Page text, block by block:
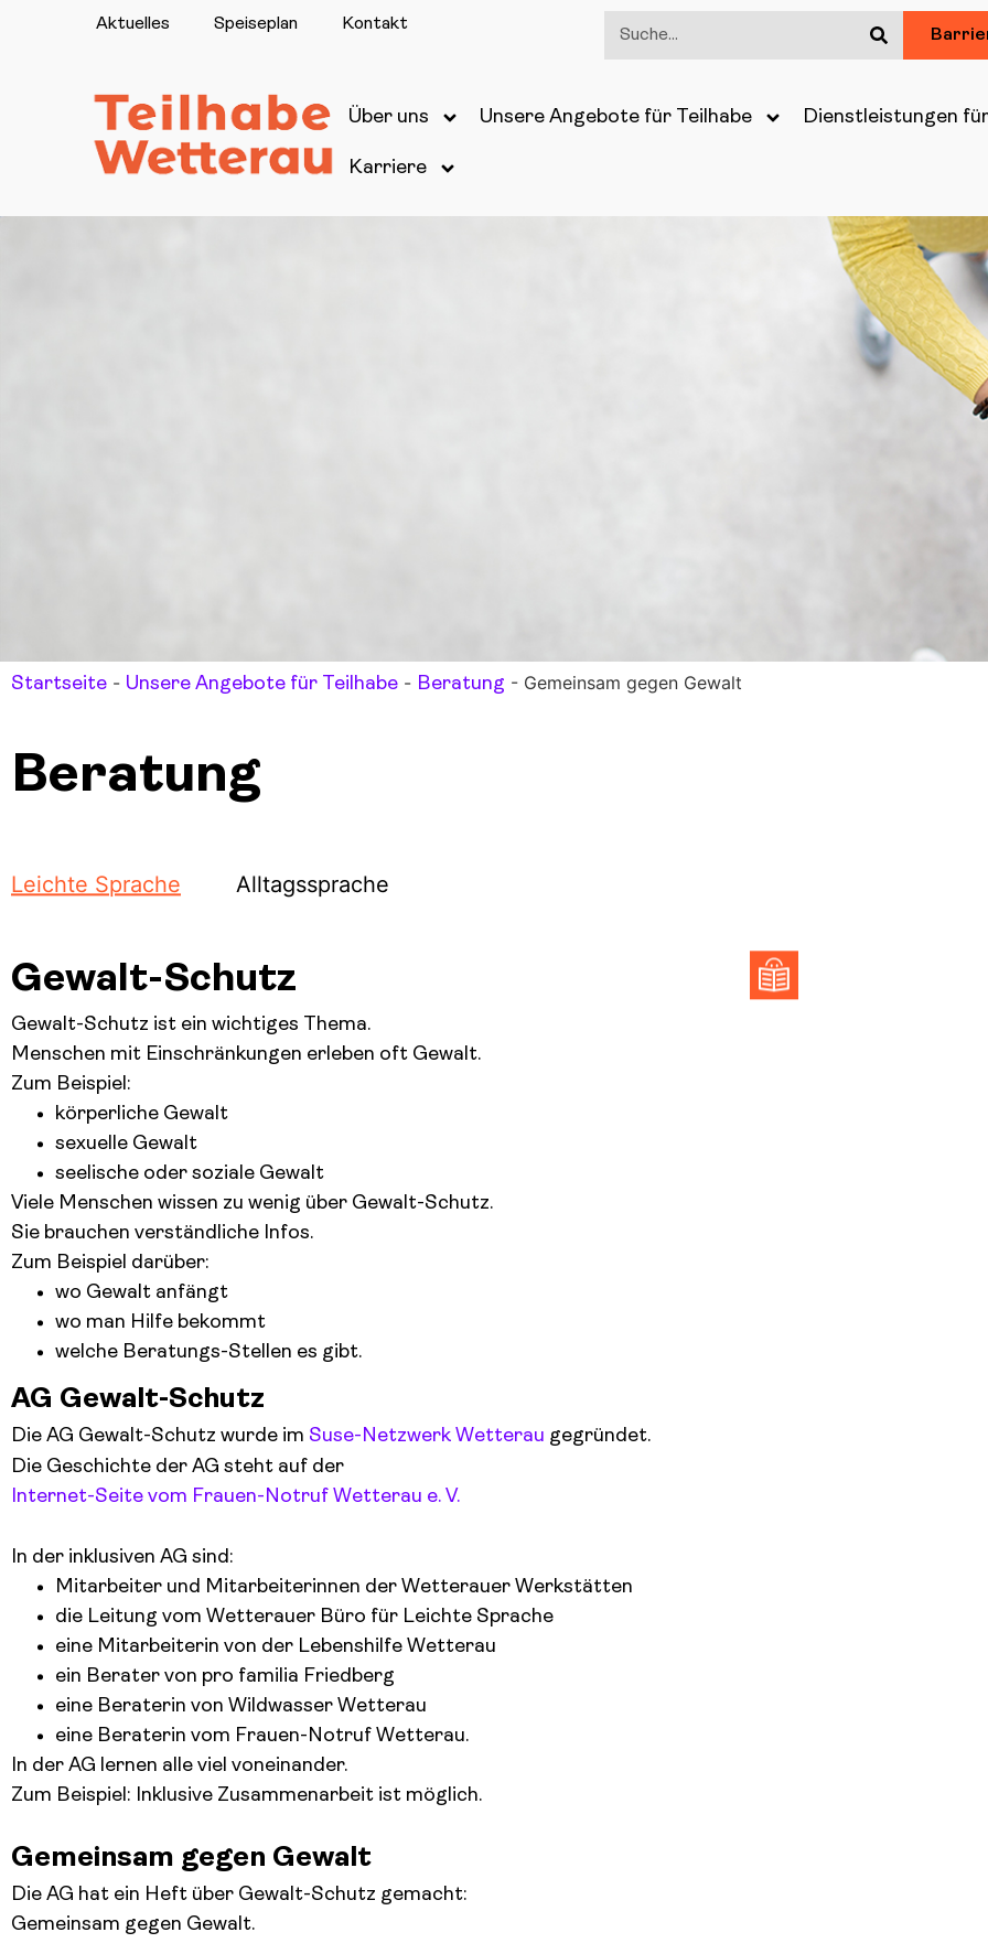
Aktuelles Speiseplan Kontakt
Über uns Unsere Angebote für Teilhabe Dienstleistungen
Karriere
Startseite - Unsere Angebote für Teilhabe - Beratung - Gemeinsam gegen Gewalt
Beratung
Leichte Sprache Alltagssprache
Gewalt-Schutz
Gewalt-Schutz ist ein wichtiges Thema.
Menschen mit Einschränkungen erleben oft Gewalt.
Zum Beispiel:
körperliche Gewalt
sexuelle Gewalt
seelische oder soziale Gewalt
Viele Menschen wissen zu wenig über Gewalt-Schutz.
Sie brauchen verständliche Infos.
Zum Beispiel darüber:
wo Gewalt anfängt
wo man Hilfe bekommt
welche Beratungs-Stellen es gibt.
AG Gewalt-Schutz
Die AG Gewalt-Schutz wurde im Suse-Netzwerk Wetterau gegründet.
Die Geschichte der AG steht auf der
Internet-Seite vom Frauen-Notruf Wetterau e. V.
In der inklusiven AG sind:
Mitarbeiter und Mitarbeiterinnen der Wetterauer Werkstätten
die Leitung vom Wetterauer Büro für Leichte Sprache
eine Mitarbeiterin von der Lebenshilfe Wetterau
ein Berater von pro familia Friedberg
eine Beraterin von Wildwasser Wetterau
eine Beraterin vom Frauen-Notruf Wetterau.
In der AG lernen alle viel voneinander.
Zum Beispiel: Inklusive Zusammenarbeit ist möglich.
Gemeinsam gegen Gewalt
Die AG hat ein Heft über Gewalt-Schutz gemacht:
Gemeinsam gegen Gewalt.